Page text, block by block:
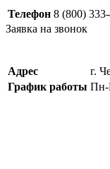
Телефон 8 (800)
Заявка на звонок
Адрес
г.
График работы Пн-